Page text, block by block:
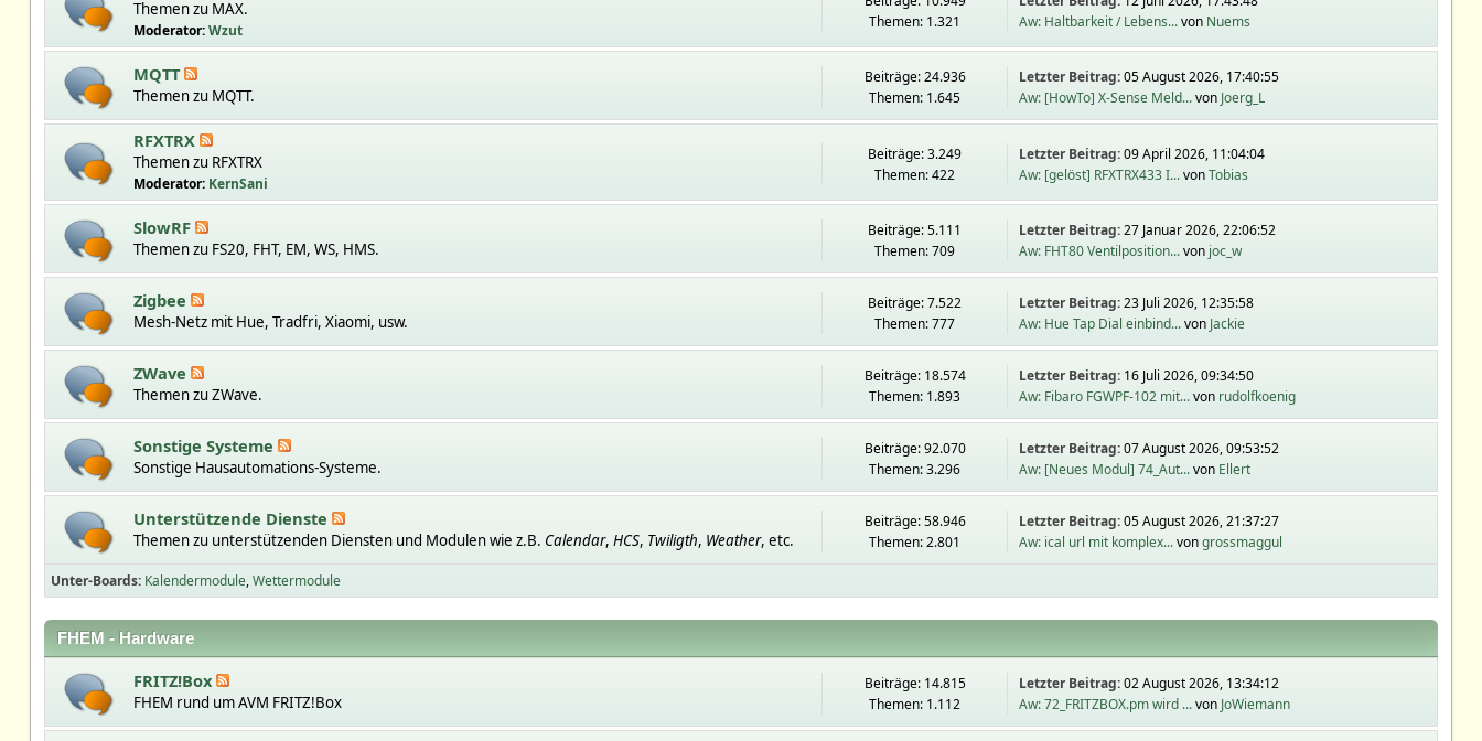
Themen zu MAX.
Moderator:Wzut
Themen: 1.321
Aw: Haltbarkeit / Lebens...von Nuems
MQTT
Themen zu MQTT.
Beiträge: 24.936
Themen: 1.645
Letzter Beitrag:05 August 2026, 17:40:55
Aw: [HowTo] X-Sense Meld...von Joerg_L
RFXTRX
Themen zu RFXTRX
Moderator: KernSani
Beiträge: 3.249
Themen: 422
Letzter Beitrag:09 April 2026, 11:04:04
Aw: [gelöst] RFXTRX433 I...vonTobias
SlowRF
Themen zu FS20, FHT, EM, WS, HMS.
Beiträge: 5.111
Themen: 709
Letzter Beitrag:27 Januar 2026, 22:06:52
Aw: FHT80 Ventilposition...von joc_w
Zigbee
Mesh-Netz mit Hue, Tradfri, Xiaomi, usw.
Beiträge: 7.522
Themen: 777
Letzter Beitrag:23 Juli 2026, 12:35:58
Aw: Hue Tap Dial einbind...von Jackie
ZWave
Themen zu ZWave.
Beiträge: 18.574
Themen: 1.893
Letzter Beitrag: 16 Juli 2026, 09:34:50
Aw: Fibaro FGWPF-102 mit...von rudolfkoenig
Sonstige Systeme
Sonstige Hausautomations-Systeme.
Beiträge: 92.070
Themen: 3.296
Letzter Beitrag:07 August 2026, 09:53:52
Aw: [Neues Modul] 74_Aut...von Ellert
Unterstützende Dienste
Themen zu unterstützenden Diensten und Modulen wie z.B. Calendar, HCS, Twiligth, Weather, etc.
Beiträge: 58.946
Themen: 2.801
Letzter Beitrag:05 August 2026, 21:37:27
Aw: ical url mit komplex...vongrossmaggul
Unter-Boards Kalendermodule Wettermodule
FHEM - Hardware
FRITZ!Box
FHEM rund um AVM FRITZ!Box
Beiträge: 14.815
Themen: 1.112
Letzter Beitrag:02 August 2026, 13:34:12
Aw: 72_FRITZBOX.pm wird ...von JoWiemann